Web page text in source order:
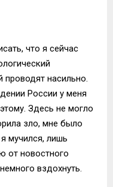
что я сейчас
насильно.
России у меня
Здесь не могло
зло, мне было
мучился, лишь
от новостного
вздохнуть.